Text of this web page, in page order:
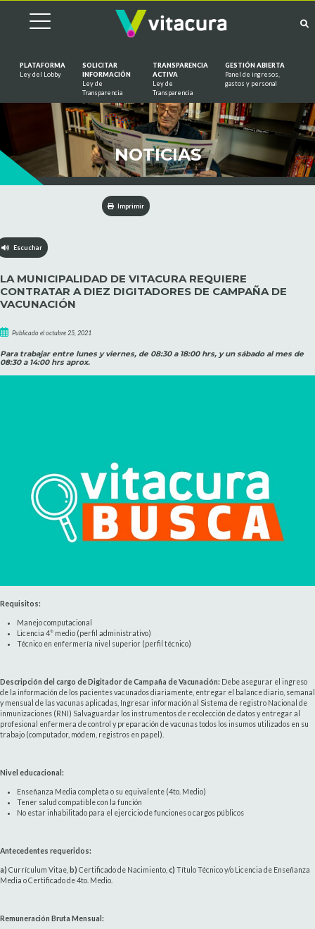
PLATAFORMA
Ley del Lobby
SOLICITAR
INFORMACIÓN
Ley de
Transparencia
TRANSPARENCIA
ACTIVA
Ley de
Transparencia
GESTIÓN ABIERTA
Panel de ingresos,
gastos y personal
NOTICIAS
Imprimir
Escuchar
LA MUNICIPALIDAD DE VITACURA REQUIERE
CONTRATAR A DIEZ DIGITADORES DE CAMPAÑA DE
VACUNACIÓN
Publicado el octubre 25, 2021
Para trabajar entre lunes y viernes, de 08:30 a 18:00 hrs, y un sábado al mes de
08:30 a 14:00 hrs aprox.
Requisitos:
Manejo computacional
Licencia 4° medio (perfil administrativo)
Técnico en enfermería nivel superior (perfil técnico)
Descripción del cargo de Digitador de Campaña de Vacunación: Debe asegurar el ingreso
de la información de los pacientes vacunados diariamente, entregar el balance diario, semanal
y mensual de las vacunas aplicadas, Ingresar información al Sistema de registro Nacional de
inmunizaciones (RNI) Salvaguardar los instrumentos de recolección de datos y entregar al
profesional enfermera de control y preparación de vacunas todos los insumos utilizados en su
trabajo (computador, módem, registros en papel).
Nivel educacional :
Enseñanza Media completa o su equivalente (4to. Medio)
Tener salud compatible con la función
No estar inhabilitado para el ejercicio de funciones o cargos públicos
Antecedentes requeridos:
a) Currículum Vitae, b) Certificado de Nacimiento,c) Título Técnico y/o Licencia de Enseñanza
Media o Certificado de 4to. Medio.
Remuneración Bruta Mensual: